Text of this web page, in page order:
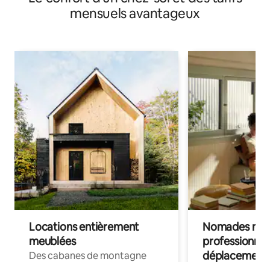
mensuels avantageux
Locations entièrement
meublées
Des cabanes de montagne
Nomades
déplacement